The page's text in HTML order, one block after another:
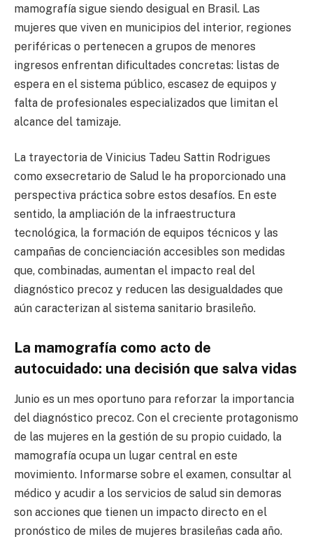
mamografía sigue siendo desigual en Brasil. Las
mujeres que viven en municipios del interior, regiones
periféricas o pertenecen a grupos de menores
ingresos enfrentan dificultades concretas: listas de
espera en el sistema público, escasez de equipos y
falta de profesionales especializados que limitan el
alcance del tamizaje.
La trayectoria de Vinicius Tadeu Sattin Rodrigues
como exsecretario de Salud le ha proporcionado una
perspectiva práctica sobre estos desafíos. En este
sentido, la ampliación de la infraestructura
tecnológica, la formación de equipos técnicos y las
campañas de concienciación accesibles son medidas
que, combinadas, aumentan el impacto real del
diagnóstico precoz y reducen las desigualdades que
aún caracterizan al sistema sanitario brasileño.
La mamografía como acto de
autocuidado: una decisión que salva vidas
Junio es un mes oportuno para reforzar la importancia
del diagnóstico precoz. Con el creciente protagonismo
de las mujeres en la gestión de su propio cuidado, la
mamografía ocupa un lugar central en este
movimiento. Informarse sobre el examen, consultar al
médico y acudir a los servicios de salud sin demoras
son acciones que tienen un impacto directo en el
pronóstico de miles de mujeres brasileñas cada año.